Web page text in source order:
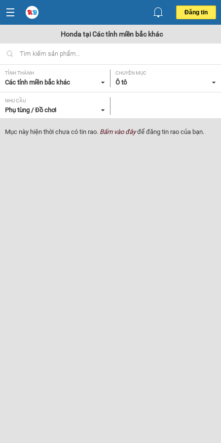
Đăng tin
Honda tại Các tỉnh miền bắc khác
TỈNH THÀNH
Các tỉnh miền bắc khác
CHUYÊN MỤC
Ô tô
NHU CẦU
Phụ tùng / Đồ chơi
Mục này hiện thời chưa có tin rao. Bấm vào đâyđể đăng tin rao của bạn.